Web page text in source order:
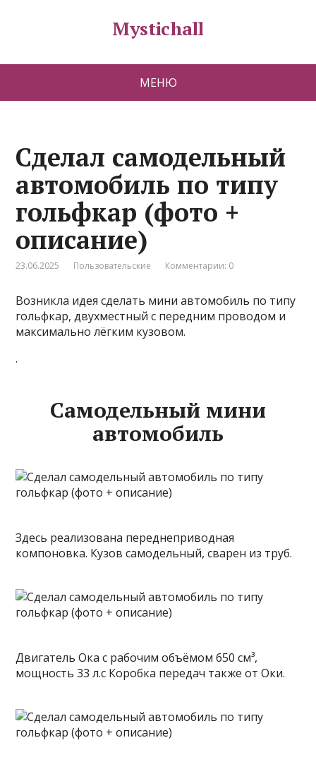
Mystichall
МЕНЮ
Сделал самодельный
автомобиль по типу
гольфкар (фото +
описание)
23.06.2025 Пользовательские Комментарии: 0
Возникла идея сделать мини автомобиль по типу
гольфкар, двухместный с передним проводом и
максимально лёгким кузовом.
.
Самодельный мини
автомобиль
Здесь реализована переднеприводная
компоновка. Кузов самодельный, сварен из труб.
Двигатель Ока с рабочим объёмом 650 см³,
мощность 33 л.с Коробка передач также от Оки.